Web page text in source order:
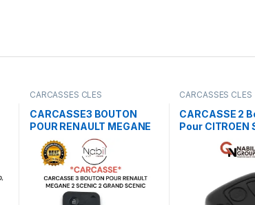
CARCASSES CLES
CARCASSE3 BOUTON
POUR RENAULT MEGANE
2 SCENIC 2 GRAND
SCENIC
CARCASSES CLES
CARCASSE 2
Pour CITROEN